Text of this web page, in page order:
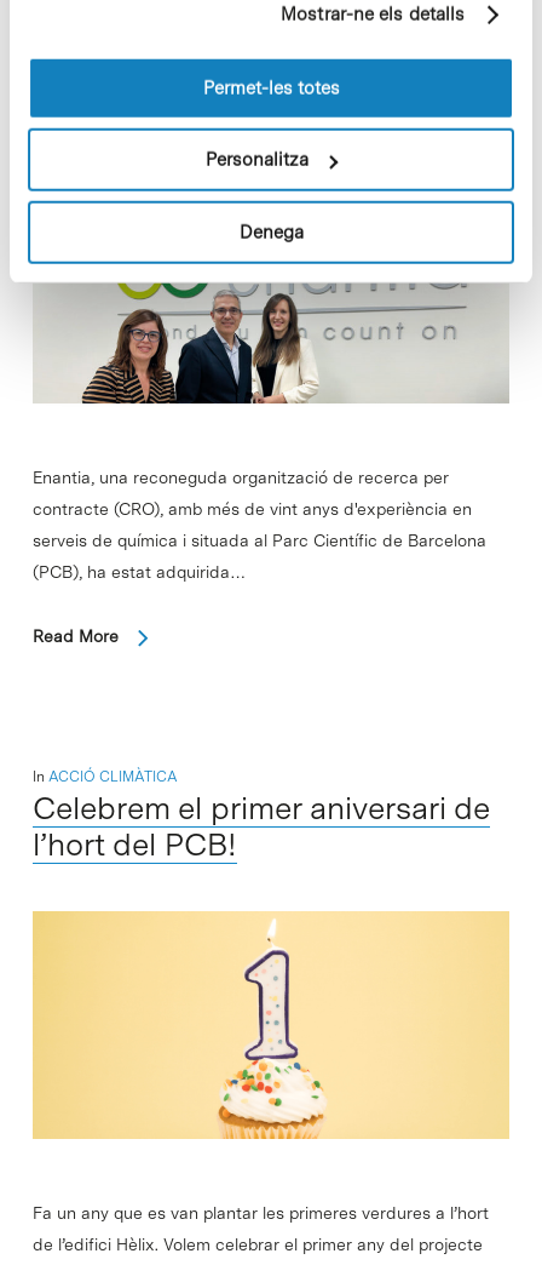
pàgines visitades). Per a obtenir més informació sobre
les cookies pot consultar laPolítica de cookiesdel
Mostrar-ne els detalls
Permet-les totes
Personalitza
Denega
InEMPRESES
Enantia s’uneix a Inveready per a
liderar la formació d’un grup
especialitzat en serveis de R+D
Enantia, una reconeguda organització de recerca per
contracte (CRO), amb més de vint anys d'experiència en
serveis de química i situada al Parc Científic de Barcelona
(PCB), ha estat adquirida…
Read More
In ACCIÓ CLIMÀTICA
Celebrem el primer aniversari de
l’hort del PCB!
Fa un any que es van plantar les primeres verdures a l’hort
de l’edifici Hèlix. Volem celebrar el primer any del projecte